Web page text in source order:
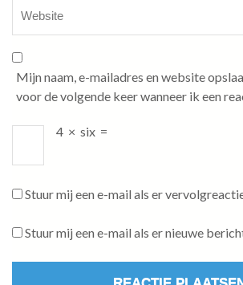
Mijn naam, e-mailadres en website
voor de volgende keer wanneer ik een
4 × six =
Stuur mij een e-mail als er
Stuur mij een e-mail als er nieuwe